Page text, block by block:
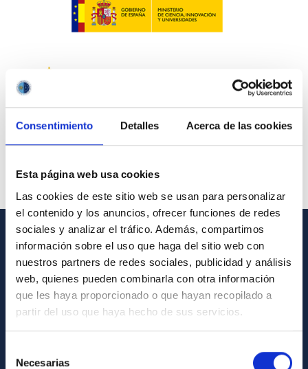
Consentimiento Detalles Acerca de las cookies
Esta página web usa cookies
Las cookies de este sitio web se usan para personalizar
el contenido y los anuncios, ofrecer funciones de redes
sociales y analizar el tráfico. Además, compartimos
información sobre el uso que haga del sitio web con
nuestros partners de redes sociales, publicidad y análisis
web, quienes pueden combinarla con otra información
que les haya proporcionado o que hayan recopilado a
partir del uso que haya hecho de sus servicios.
Necesarias
GENERAL INFORMATION
Contact
How to get to the IAC